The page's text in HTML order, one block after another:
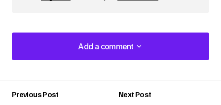
Add a comment
Add a comment
Previous Post
Next Post